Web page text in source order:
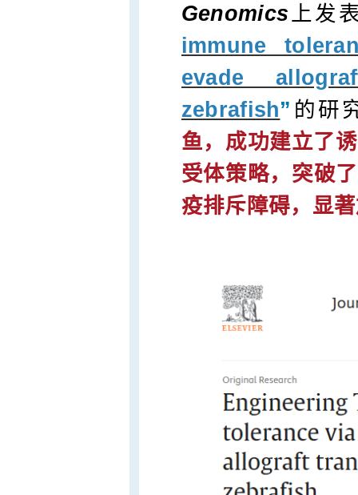
Genomics上发
immune
evade
zebrafish” 的研
鱼，成功建立了
受体策略，突破
疫排斥障碍，显